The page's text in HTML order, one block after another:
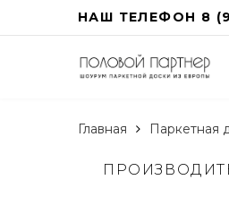
НАШ ТЕЛЕФОН 8
Главная Паркетная